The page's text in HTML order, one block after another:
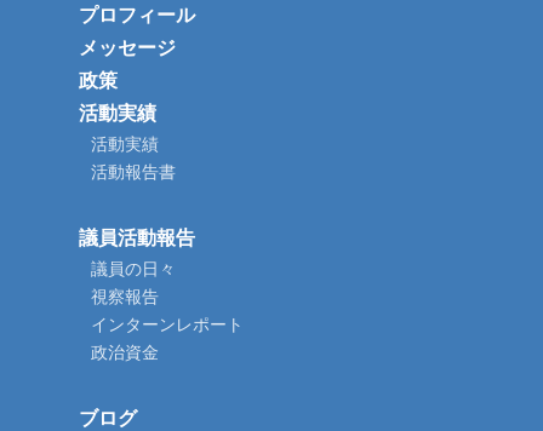
プロフィール
メッセージ
政策
活動実績
活動実績
活動報告書
議員活動報告
議員の日々
視察報告
インターンレポート
政治資金
ブログ